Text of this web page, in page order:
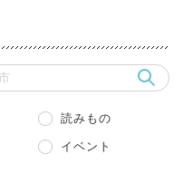
読みもの
イベント